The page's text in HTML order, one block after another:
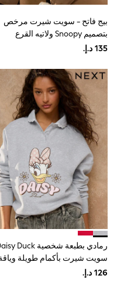
Mint Velvet
Monsoon
River Island
SCHOOWEAR
Trousers
Shorts
Shirts
Polo Shirts
& Jumpers
Coats & Jackets
Underwear
Socks
Multipacks
& Swimwear
Trainers & Pumps
Swimwear
Tops
Shorts
Joggers
adidas
Nike
Girls Schoolwear
بيج فاتح - سويت شيرت مرخص
بتصميم Snoopy ولاتيه القرع
سويت شيرت بأكمام طويلة
مكشكشة